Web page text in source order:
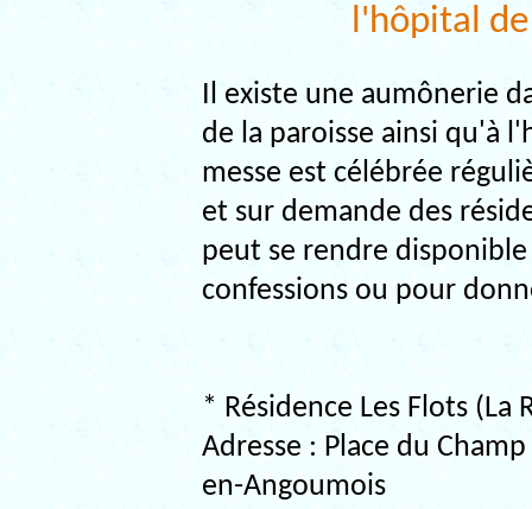
l'hôpital de
Il existe une aumônerie
de la paroisse ainsi qu'à
messe est célébrée
et sur demande des
peut se rendre
confessions ou pour
* Résidence Les Flots (La
Adresse : Place du
en-Angoumois